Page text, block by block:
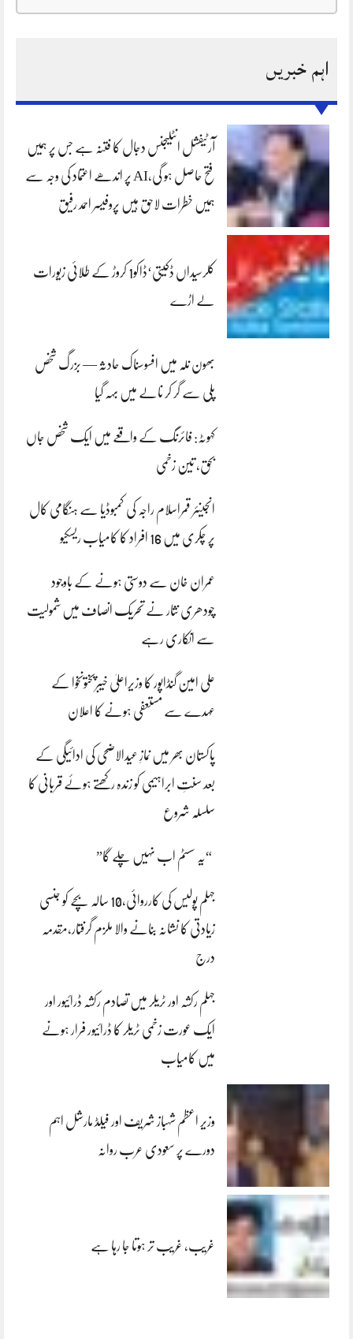
اہم خبریں
آرٹیفشل انٹلیجنس دجال کا فتنہ ہے جس پر ہمیں
فتح حاصل ہو گی،AI پر اندھے اعتماد کی وجہ سے
ہمیں خطرات لاحق ہیں پروفیسر احمد رفیق
کلرسیداں ڈکیتی‘ڈاکو1 کروڑ کے طلائی زیورات
لے اڑے
بھون نلہ میں افسوسناک حادثہ — بزرگ شخص
پلی سے گر کر نالے میں بہہ گیا
کہوٹہ: فائرنگ کے واقعے میں ایک شخص جاں
بحق، تین زخمی
انجینئر قمراسلام راجہ کی کمبوڈیا سے ہنگامی کال
پر چکری میں 16 افراد کا کامیاب ریسکیو
عمران خان سے دوستی ہونے کے باوجود
چودھری نثار نے تحریک انصاف میں شمولیت
سے انکاری رہے
علی امین گنڈاپور کا وزیراعلیٰ خیبرپختونخوا کے
عہدے سے مستعفی ہونے کا اعلان
پاکستان بھر میں نمازِ عیدالاضحی کی ادائیگی کے
بعد سنتِ ابراہیمی کو زندہ رکھتے ہوئے قربانی کا
سلسلہ شروع
“یہ سسٹم اب نہیں چلے گا”
جہلم پولیس کی کارروائی،10 سالہ بچے کو جنسی
زیادتی کا نشانہ بنانے والا ملزم گرفتار،مقدمہ
درج
جہلم رکشہ اور ٹریلر میں تصادم رکشہ ڈرائیور اور
ایک عورت زخمی ٹریلر کا ڈرائیور فرار ہونے
میں کامیاب
وزیر اعظم شہباز شریف اور فیلڈ مارشل اہم
دورے پر سعودی عرب روانہ
غریب، غریب تر ہوتا جا رہا ہے